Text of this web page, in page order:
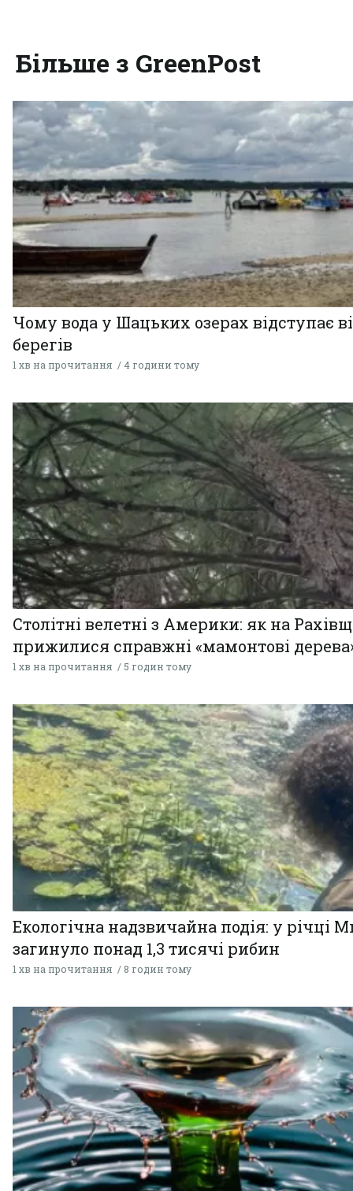
Більше з GreenPost
Чому вода у Шацьких озерах відступає
берегів
1 хв на прочитання 4 години тому
Столітні велетні з Америки: як на
прижилися справжні «мамонтові
1 хв на прочитання 5 годин тому
Екологічна надзвичайна подія: у річці
загинуло понад 1,3 тисячі рибин
1 хв на прочитання 8 годин тому